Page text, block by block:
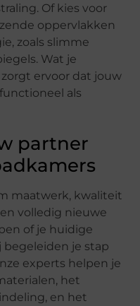
Of kies voor
oppervlakken
zoals slimme
Wat je
ervoor dat jouw
als
partner
maatwerk, kwaliteit
volledig nieuwe
of je huidige
je stap
experts helpen je
het
en het